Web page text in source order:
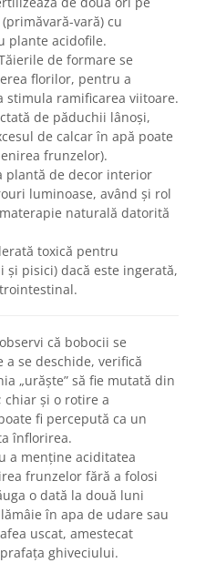
vară) cu
plante acidofile.
de formare se
florilor, pentru a
stimula ramificarea viitoare.
de păduchii lânoși,
de calcar în apă poate
frunzelor).
plantă de decor interior
luminoase, având și rol
naturală datorită
toxică pentru
și pisici) dacă este ingerată,
că bobocii se
se deschide, verifică
„urăște” să fie mutată din
chiar și o rotire a
fi percepută ca un
înflorirea.
a menține aciditatea
frunzelor fără a folosi
o dată la două luni
în apa de udare sau
uscat, amestecat
ghiveciului.